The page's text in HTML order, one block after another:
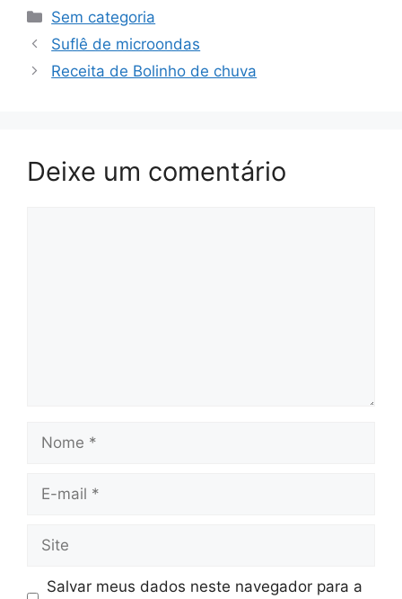
Categorias
Sem categoria
Suflê de microondas
Receita de Bolinho de chuva
Deixe um comentário
Nome
Site
Salvar meus dados neste navegador para a